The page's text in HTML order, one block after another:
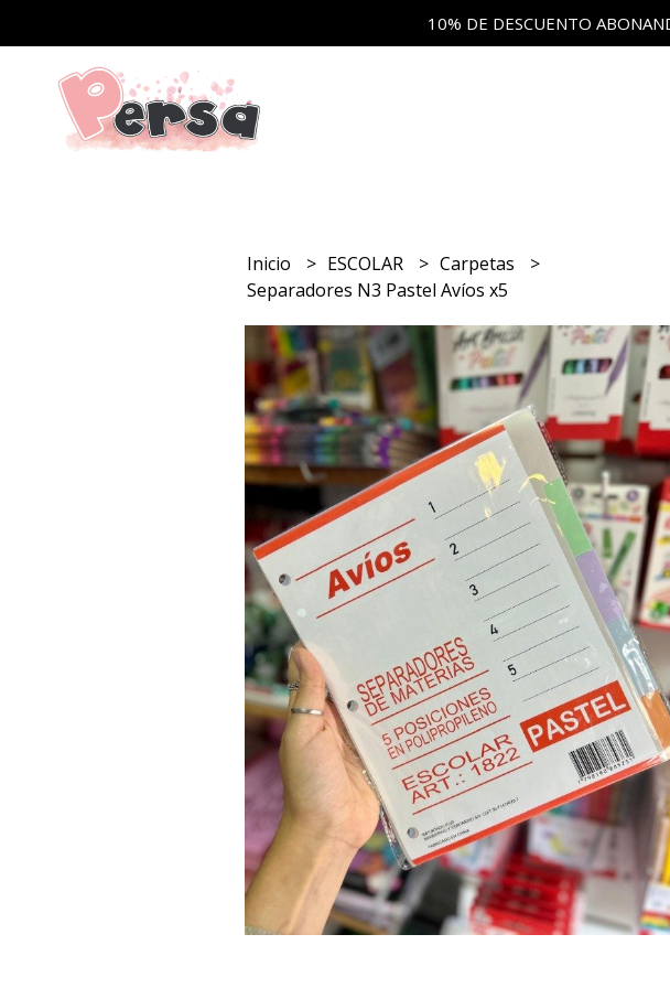
10% DE DESCUENTO
Inicio ESCOLAR
Carpetas
Separadores N3 Pastel Avíos x5